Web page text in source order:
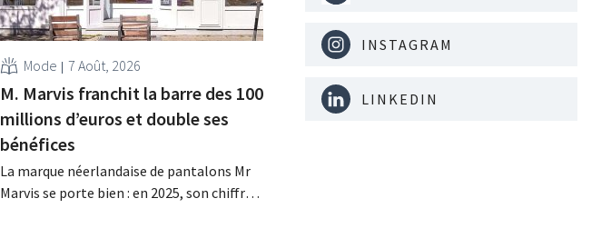
Mode 7 Août, 2026
M. Marvis franchit la barre des 100
millions d’euros et double ses
bénéfices
La marque néerlandaise de pantalons Mr
Marvis se porte bien : en 2025, son chiffre
INSTAGRAM
LINKEDIN